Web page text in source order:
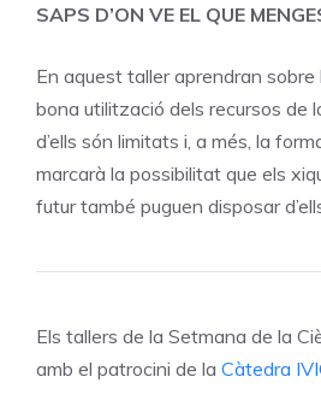
SAPS D’ON VE EL QUE
En aquest taller aprendran sobre
bona utilització dels recursos de
d’ells són limitats i, a més, la
marcarà la possibilitat que els
futur també puguen disposar
Els tallers de la Setmana de la
amb el patrocini de la Càtedra